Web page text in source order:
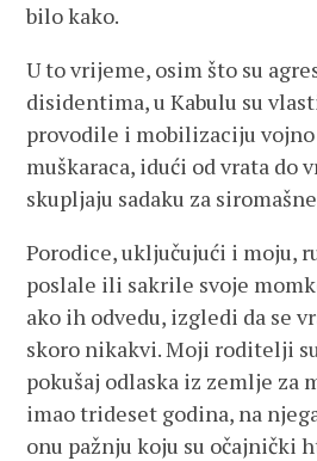
bilo kako.
U to vrijeme, osim što su
disidentima, u Kabulu su
provodile i mobilizaciju
muškaraca, idući od vrata do
skupljaju sadaku za
Porodice, uključujući i moju,
poslale ili sakrile svoje
ako ih odvedu, izgledi da se
skoro nikakvi. Moji roditelji
pokušaj odlaska iz zemlje za
imao trideset godina, na
onu pažnju koju su očajnički